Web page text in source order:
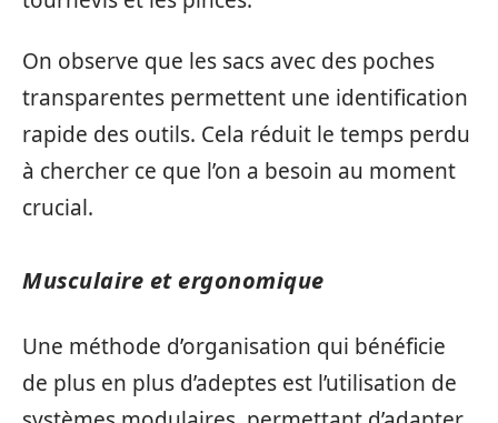
On observe que les sacs avec des poches
transparentes permettent une identification
rapide des outils. Cela réduit le temps perdu
à chercher ce que l’on a besoin au moment
crucial.
Musculaire et ergonomique
Une méthode d’organisation qui bénéficie
de plus en plus d’adeptes est l’utilisation de